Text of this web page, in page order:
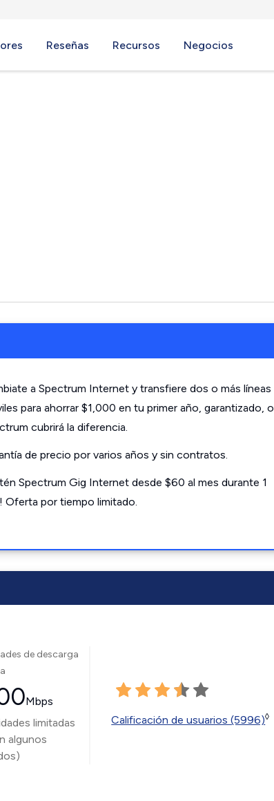
Reseñas Recursos Negocios
a Spectrum Internet y transfiere dos o más líneas
para ahorrar $1,000 en tu primer año, garantizado, o
cubrirá la diferencia.
de precio por varios años y sin contratos.
Spectrum Gig Internet desde $60 al mes durante 1
Oferta por tiempo limitado.
de descarga
Mbps
limitadas
algunos
Calificación de usuarios (5996)◊